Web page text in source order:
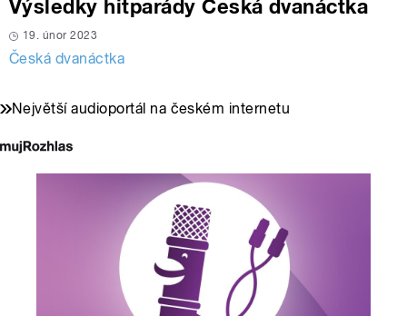
Výsledky hitparády Česká dvanáctka
19. únor 2023
Česká dvanáctka
Největší audioportál na českém internetu